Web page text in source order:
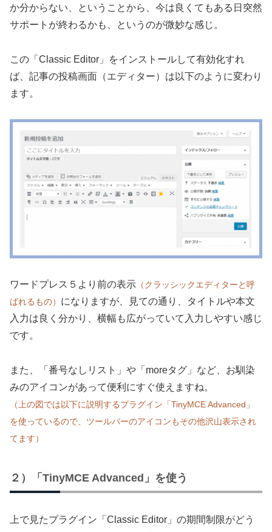
か分からない、ということから、今は良くてもある日突然
サポートが終わるかも、というのが微妙な感じ。
この「Classic Editor」をインストールして有効化すれ
ば、記事の投稿画面（エディター）は以下のように変わり
ます。
ワードプレス５より前の表示 （クラッシックエディターと呼
ばれるもの） になりますが、見ての通り、タイトルや本文
入力は良く分かり、横幅も広がっていて入力しやすい感じ
です。
また、「番号なしリスト」や「moreタグ」など、お馴染
みのアイコンがあって便利にすぐ使えますね。
（上の図では以下に説明するプラグイン「TinyMCE Advanced」
を使っているので、ツールバーのアイコンもその他沢山表示され
てます）
２）「TinyMCE Advanced」を使う
上で見たプラグイン「Classic Editor」の期間制限がどう